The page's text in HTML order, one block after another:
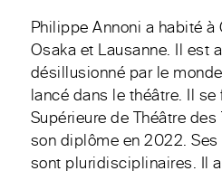
Philippe Annoni a habité à
Osaka et Lausanne. Il est
désillusionné par le
lancé dans le théâtre. Il se
Supérieure de Théâtre
son diplôme en 2022.
sont pluridisciplinaires. Il